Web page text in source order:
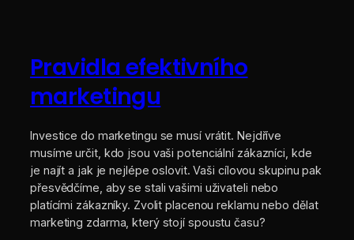
Pravidla efektivního
marketingu
Investice do marketingu se musí vrátit. Nejdříve
musíme určit, kdo jsou vaši potenciální zákazníci, kde
je najít a jak je nejlépe oslovit. Vaši cílovou skupinu pak
přesvědčíme, aby se stali vašimi uživateli nebo
platícími zákazníky. Zvolit placenou reklamu nebo dělat
marketing zdarma, který stojí spoustu času?